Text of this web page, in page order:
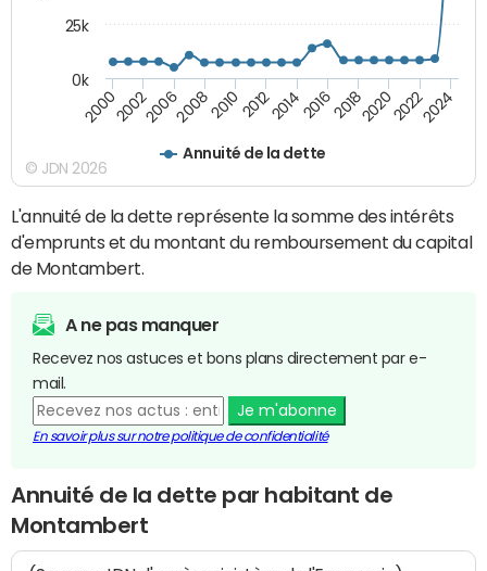
Annuité de la dette
200020022006200820102012201420162018202020222024
0k
25k
© JDN 2026
L'annuité de la dette représente la somme des intérêts
d'emprunts et du montant du remboursement du capital
de Montambert.
A ne pas manquer
Recevez nos astuces et bons plans directement par e-
mail.
Je m'abonne
En savoir plus sur notre politique de confidentialité
Annuité de la dette par habitant de
Montambert